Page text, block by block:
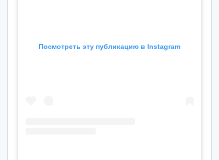
Посмотреть эту публикацию в Instagram